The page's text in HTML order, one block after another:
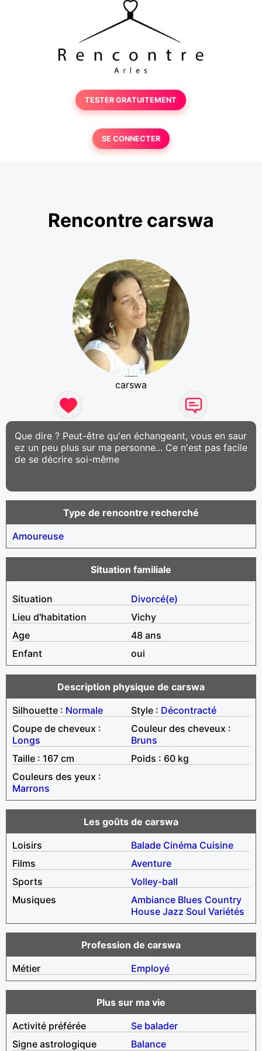
TESTER GRATUITEMENT
SE CONNECTER
Rencontre carswa
carswa
Que dire ? Peut-être qu'en échangeant, vous en saur
ez un peu plus sur ma personne... Ce n'est pas facile
de se décrire soi-même
Type de rencontre recherché
Amoureuse
Situation familiale
Situation
Divorcé(e)
Lieu d'habitation
Vichy
Age
48 ans
Enfant
oui
Description physique de carswa
Silhouette : Normale Style : Décontracté
Coupe de cheveux :
Longs
Couleur des cheveux :
Bruns
Taille : 167 cm
Poids : 60 kg
Couleurs des yeux :
Marrons
Les goûts de carswa
Loisirs
Balade Cinéma Cuisine
Films
Aventure
Sports
Volley-ball
Musiques
Ambiance Blues Country
House Jazz Soul Variétés
Profession de carswa
Métier
Employé
Plus sur ma vie
Activité préférée
Se balader
Signe astrologique
Balance